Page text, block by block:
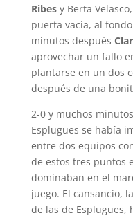
Ribesy Berta
puerta vacía, al
minutos después
aprovechar un fallo
plantarse en un dos
después de una
2-0 y muchos
Esplugues se había
entre dos equipos
de estos tres puntos
dominaban en el
juego. El cansancio,
de las de Esplugues,